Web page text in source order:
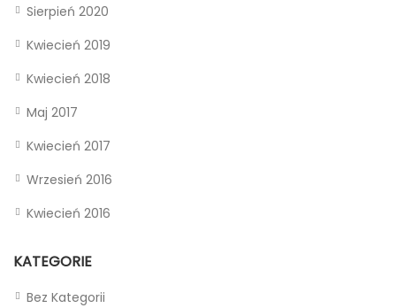
Sierpień 2020
Kwiecień 2019
Kwiecień 2018
Maj 2017
Kwiecień 2017
Wrzesień 2016
Kwiecień 2016
KATEGORIE
Bez Kategorii